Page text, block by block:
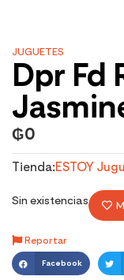
JUGUETES
Dpr Fd
₲0
Tienda:ESTOY
Sin existencias
Reportar
Facebook